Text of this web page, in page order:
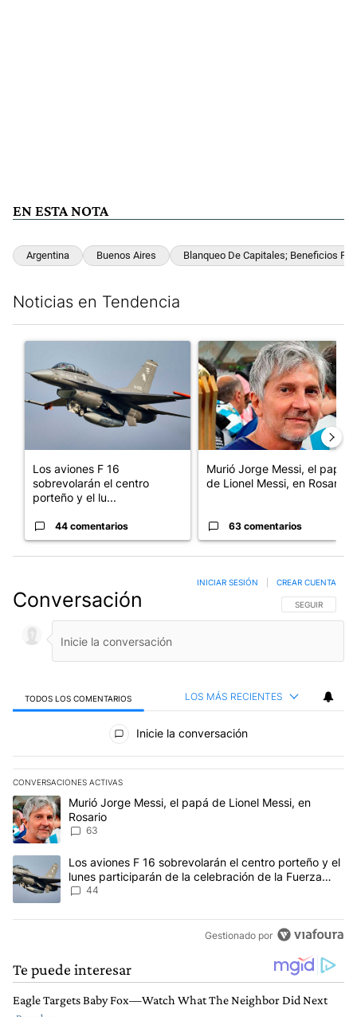
EN ESTA NOTA
Argentina Buenos Aires Blanqueo De Capitales; Beneficios
Noticias en Tendencia
Un artículo de tendencia con el título "Los aviones F 16
Los aviones F 16
sobrevolarán el centro
porteño y el lu...
44 comentarios
Un artículo de tendencia con
Murió Jorge Messi, el papá
de Lionel Messi, en Rosario
63 comentarios
Conversación SIGA ESTA
SEGUIR
INICIAR SESIÓN CREAR CUENTA
TODOS LOS COMENTARIOS LOS MÁS RECIENTES
Todos los comentarios
Inicie la conversación
CONVERSACIONES ACTIVAS
Este listado muestra los artículos con más comentarios en los
Un artículo de tendencia con el título "Murió Jorge Messi, el
Murió Jorge Messi, el papá de Lionel Messi, en
Rosario
63
Un artículo de tendencia con el título "Los aviones F 16
Los aviones F 16 sobrevolarán el centro porteño y el
lunes participarán de la celebración de la Fuerza
Aérea
44
Gestionado por